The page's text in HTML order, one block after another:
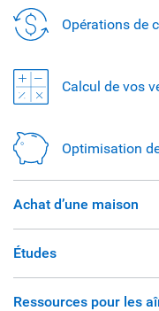
Opérations de
Calcul de vos
Optimisation
Achat d’une maison
Études
Ressources pour les